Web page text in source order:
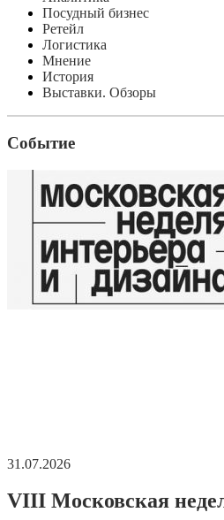
Посудный бизнес
Ретейл
Логистика
Мнение
История
Выставки. Обзоры
Событие
31.07.2026
VIII Московская